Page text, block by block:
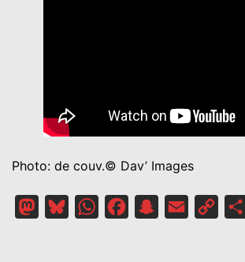
Photo: de couv.© Dav’ Images
MastodonBlueskyWhatsAppFacebookSnapchat
Email
Copy